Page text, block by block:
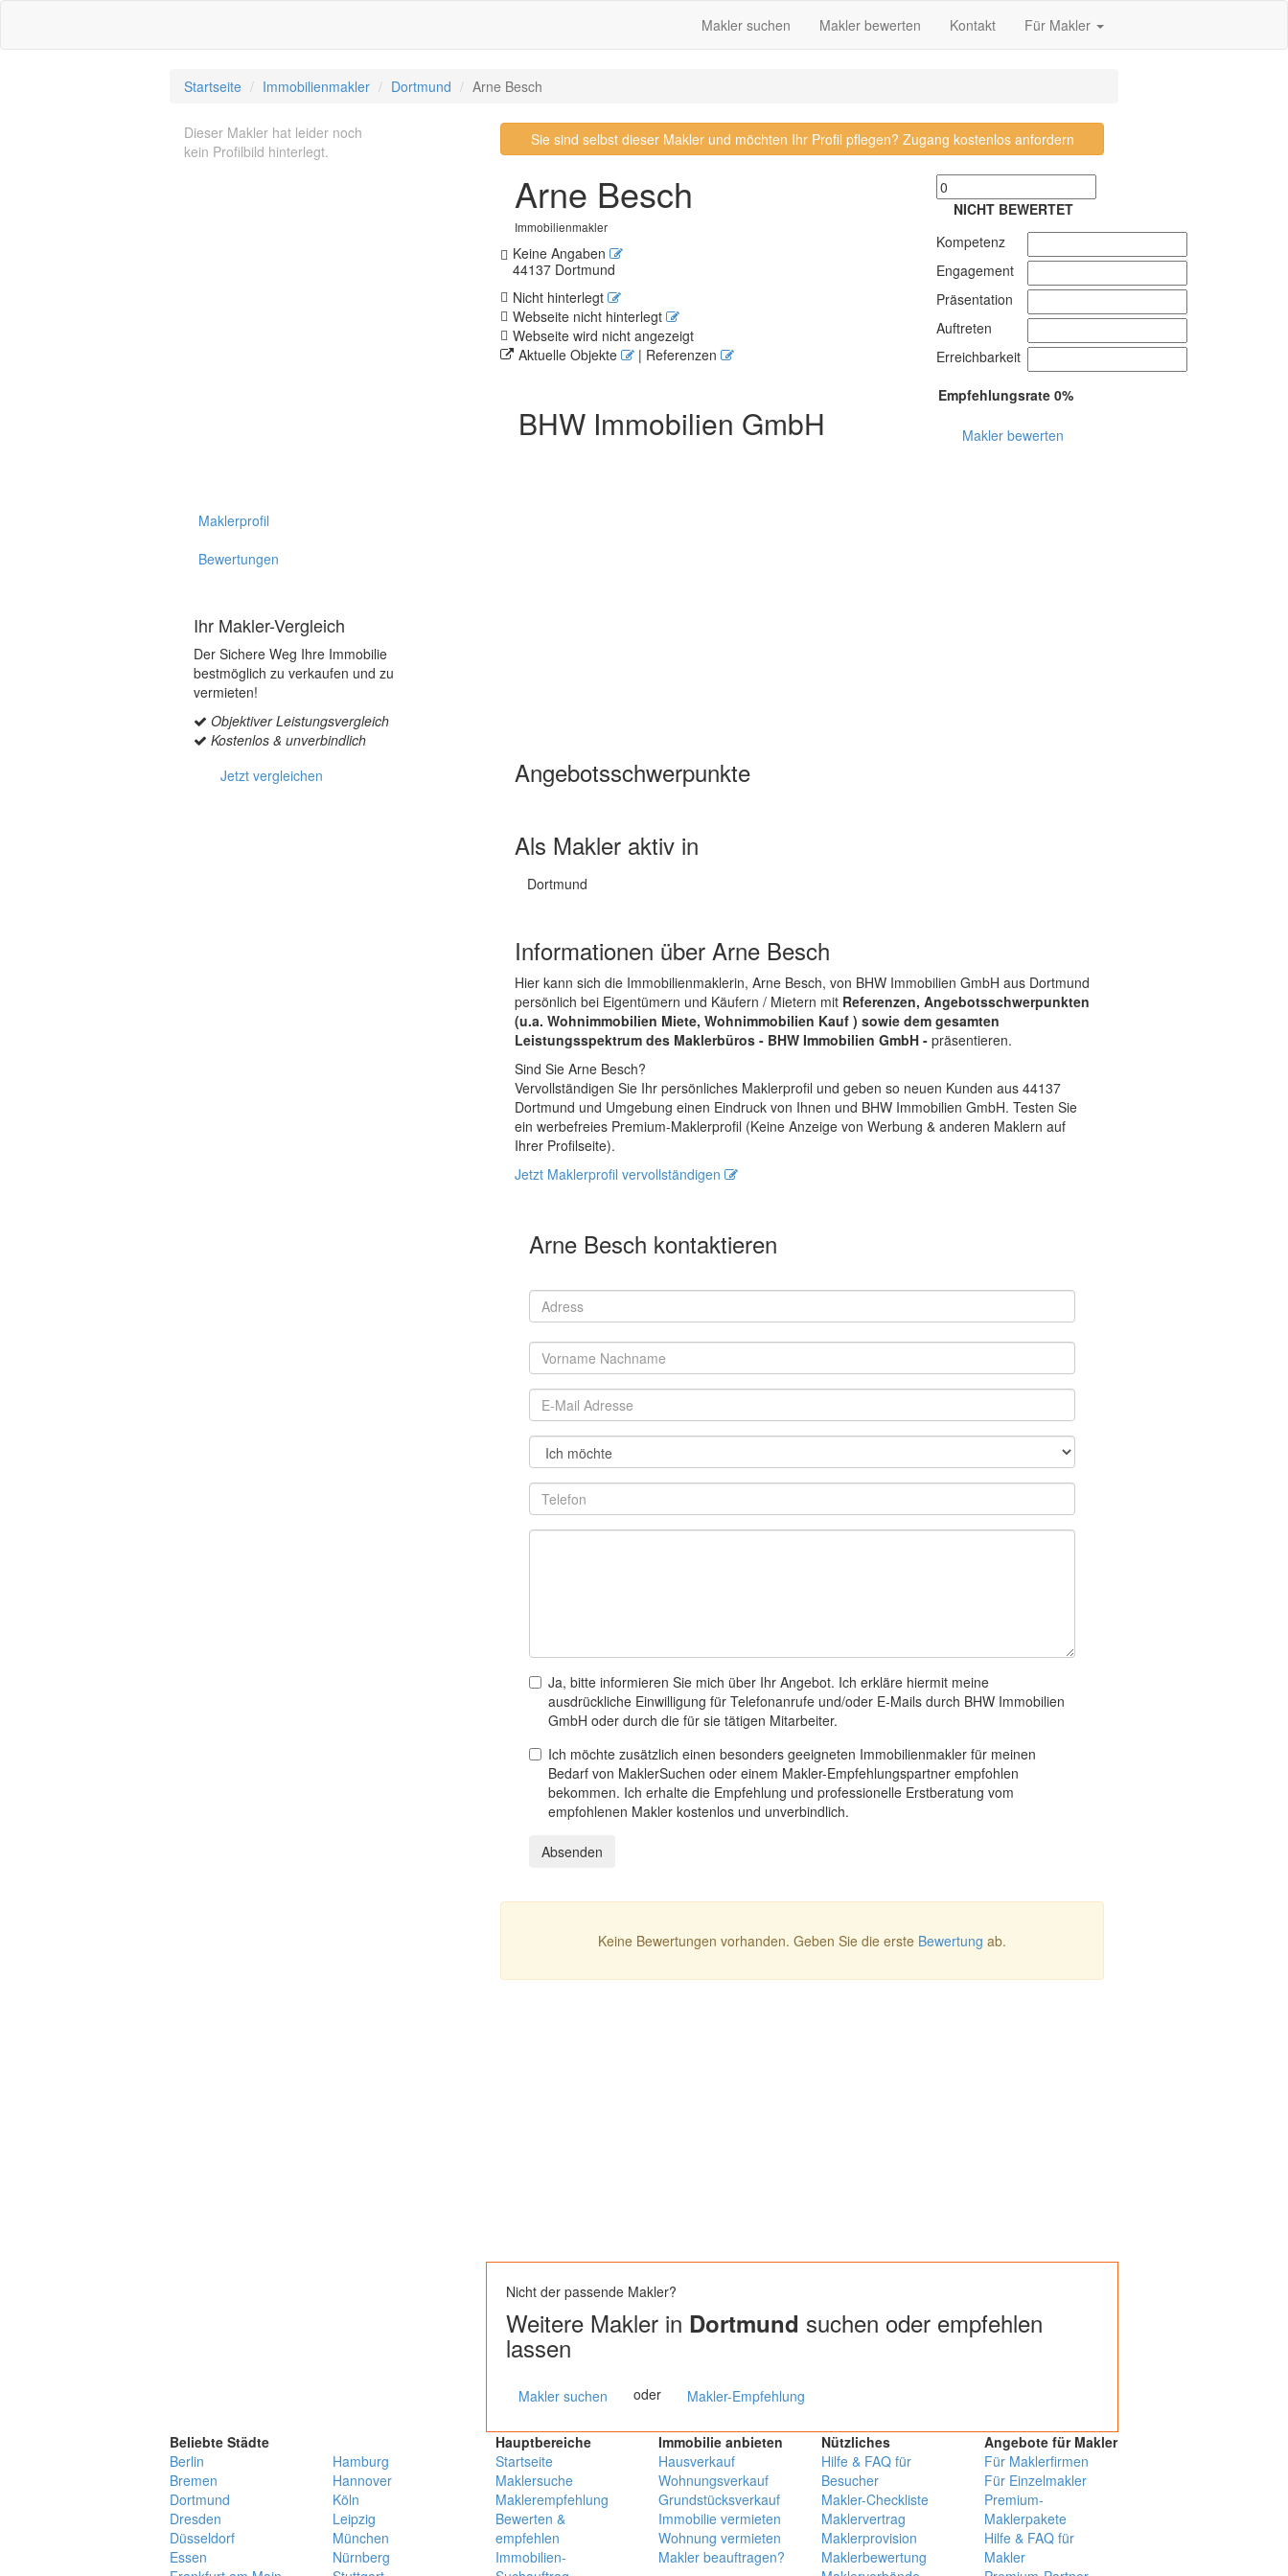
Makler suchen Makler bewerten Kontakt Für Makler
Startseite Immobilienmakler Dortmund Arne Besch
Dieser Makler hat leider noch
kein Profilbild hinterlegt.
Sie sind selbst dieser Makler und möchten Ihr Profil pflegen? Zugang kostenlos anfordern
Arne Besch
Immobilienmakler
Keine Angaben
44137 Dortmund
Nicht hinterlegt
Webseite nicht hinterlegt
Webseite wird nicht angezeigt
Aktuelle Objekte
| Referenzen
BHW Immobilien GmbH
NICHT BEWERTET
Kompetenz
Engagement
Präsentation
Auftreten
Erreichbarkeit
Empfehlungsrate 0%
Makler bewerten
Maklerprofil
Bewertungen
Ihr Makler-Vergleich
Der Sichere Weg Ihre Immobilie
bestmöglich zu verkaufen und zu
vermieten!
Objektiver Leistungsvergleich
Kostenlos & unverbindlich
Jetzt vergleichen
Angebotsschwerpunkte
Als Makler aktiv in
Dortmund
Informationen über Arne Besch
Hier kann sich die Immobilienmaklerin, Arne Besch, von BHW Immobilien GmbH aus Dortmund
persönlich bei Eigentümern und Käufern / Mietern mit Referenzen, Angebotsschwerpunkten
(u.a. Wohnimmobilien Miete, Wohnimmobilien Kauf ) sowie dem gesamten
Leistungsspektrum des Maklerbüros - BHW Immobilien GmbH - präsentieren.
Sind Sie Arne Besch?
Vervollständigen Sie Ihr persönliches Maklerprofil und geben so neuen Kunden aus 44137
Dortmund und Umgebung einen Eindruck von Ihnen und BHW Immobilien GmbH. Testen Sie
ein werbefreies Premium-Maklerprofil (Keine Anzeige von Werbung & anderen Maklern auf
Ihrer Profilseite).
Jetzt Maklerprofil vervollständigen
Arne Besch kontaktieren
Ja, bitte informieren Sie mich über Ihr Angebot. Ich erkläre hiermit meine
ausdrückliche Einwilligung für Telefonanrufe und/oder E-Mails durch BHW Immobilien
GmbH oder durch die für sie tätigen Mitarbeiter.
Ich möchte zusätzlich einen besonders geeigneten Immobilienmakler für meinen
Bedarf von MaklerSuchen oder einem Makler-Empfehlungspartner empfohlen
bekommen. Ich erhalte die Empfehlung und professionelle Erstberatung vom
empfohlenen Makler kostenlos und unverbindlich.
Absenden
Keine Bewertungen vorhanden. Geben Sie die erste Bewertung ab.
Nicht der passende Makler?
Weitere Makler in Dortmund suchen oder empfehlen
lassen
Makler suchen oder Makler-Empfehlung
Beliebte Städte
Berlin
Bremen
Dortmund
Dresden
Düsseldorf
Essen
Hamburg
Hannover
Köln
Leipzig
München
Nürnberg
Hauptbereiche
Startseite
Maklersuche
Maklerempfehlung
Bewerten &
empfehlen
Immobilien-
Immobilie anbieten
Hausverkauf
Wohnungsverkauf
Grundstücksverkauf
Immobilie vermieten
Wohnung vermieten
Makler beauftragen?
Nützliches
Hilfe & FAQ für
Besucher
Makler-Checkliste
Maklervertrag
Maklerprovision
Maklerbewertung
Angebote für Makler
Für Maklerfirmen
Für Einzelmakler
Premium-
Maklerpakete
Hilfe & FAQ für
Makler